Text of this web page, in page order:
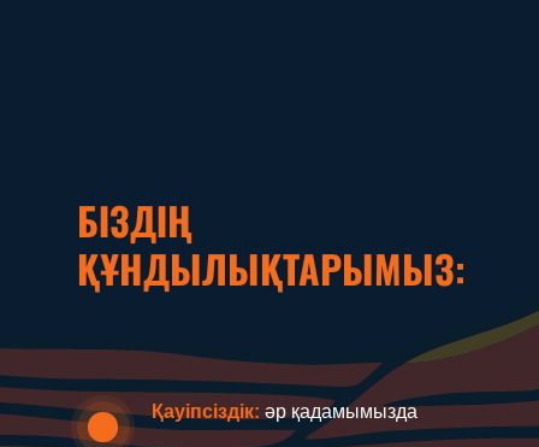
Қауіпсіздік: әр қадамымызда
БІЗДІҢ
ҚҰНДЫЛЫҚТАРЫМЫЗ: